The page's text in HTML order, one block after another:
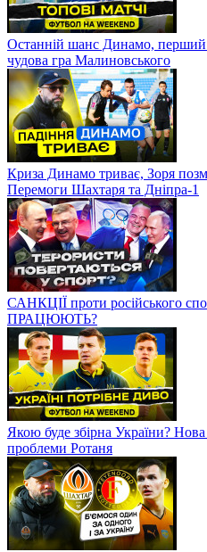
Останній шанс Динамо,
чудова гра Малиновського
Криза Динамо триває, Зоря
Перемоги Шахтаря та Дніпра-1
САНКЦІЇ проти російського
ПРАЦЮЮТЬ?
Якою буде збірна України?
проблеми Ротаня